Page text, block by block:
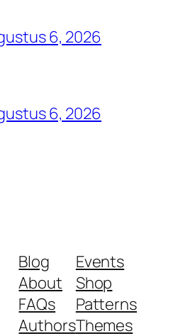
6, 2026
6, 2026
Blog
About
FAQs
Authors
Events
Shop
Patterns
Themes